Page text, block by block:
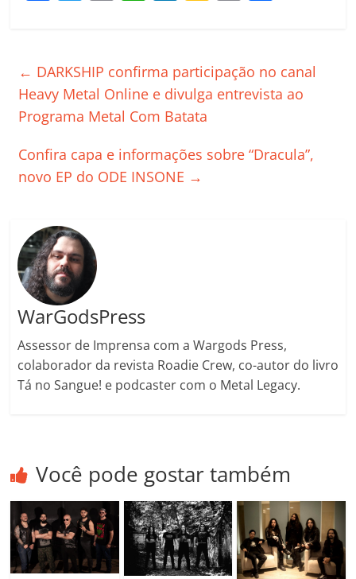
e
b
o
o
k
er l s
A
p
e
dI
n
gl
e
a
ss
y
Li
k
p
ar
ar
← DARKSHIP confirma participação no canal
Heavy Metal Online e divulga entrevista ao
Programa Metal Com Batata
Confira capa e informações sobre “Dracula”,
novo EP do ODE INSONE →
WarGodsPress
Assessor de Imprensa com a Wargods Press,
colaborador da revista Roadie Crew, co-autor do livro
Tá no Sangue! e podcaster com o Metal Legacy.
Você pode gostar também